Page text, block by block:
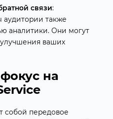
связи:
аудитории также
аналитики. Они могут
ваших
на
собой передовое